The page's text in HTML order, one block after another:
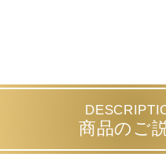
商品のご